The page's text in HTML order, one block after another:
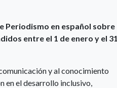
Periodismo en español sobre
entre el 1 de enero y el 31
y al conocimiento
en el desarrollo inclusivo,